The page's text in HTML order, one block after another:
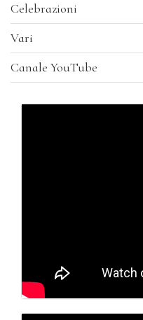
Celebrazioni
Vari
Canale YouTube